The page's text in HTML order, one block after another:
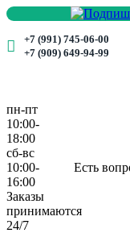
+7 (991) 745-06-00
+7 (909) 649-94-99
пн-пт
10:00-
18:00
сб-вс
10:00-
16:00
Заказы
принимаются
24/7
Есть